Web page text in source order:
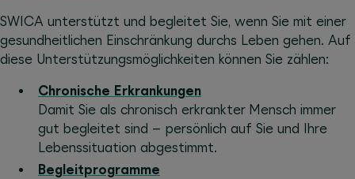
SWICA unterstützt und begleitet Sie, wenn Sie mit einer
gesundheitlichen Einschränkung durchs Leben gehen. Auf
diese Unterstützungsmöglichkeiten können Sie zählen:
Chronische Erkrankungen
Damit Sie als chronisch erkrankter Mensch immer
gut begleitet sind – persönlich auf Sie und Ihre
Lebenssituation abgestimmt.
Begleitprogramme